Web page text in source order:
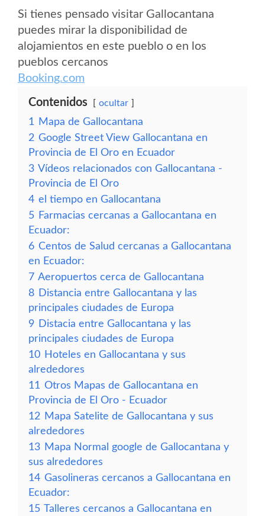
Si tienes pensado visitar Gallocantana
puedes mirar la disponibilidad de
alojamientos en este pueblo o en los
pueblos cercanos
Booking.com
Contenidos ocultar
1
Mapa de Gallocantana
2 Google Street View Gallocantana en
Provincia de El Oro en Ecuador
3 Vídeos relacionados con Gallocantana -
Provincia de El Oro
4 el tiempo en Gallocantana
5 Farmacias cercanas a Gallocantana en
Ecuador:
6 Centos de Salud cercanas a Gallocantana
en Ecuador:
7 Aeropuertos cerca de Gallocantana
8 Distancia entre Gallocantana y las
principales ciudades de Europa
9 Distacia entre Gallocantana y las
principales ciudades de Europa
10 Hoteles en Gallocantana y sus
alrededores
11 Otros Mapas de Gallocantana en
Provincia de El Oro - Ecuador
12 Mapa Satelite de Gallocantana y sus
alrededores
13 Mapa Normal google de Gallocantana y
sus alrededores
14 Gasolineras cercanos a Gallocantana en
Ecuador:
15 Talleres cercanos a Gallocantana en